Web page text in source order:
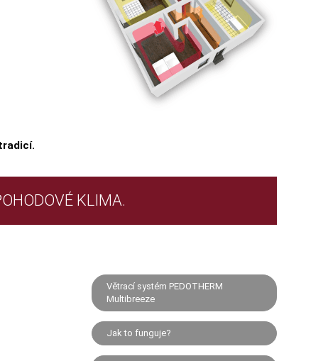
KLIMA.
Větrací systém PEDOTHERM
Multibreeze
Jak to funguje?